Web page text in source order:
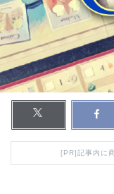
[PR]記事内に